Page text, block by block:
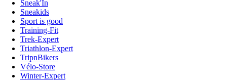
Sneak'In
Sneakids
Sport is good
Training-Fit
Trek-Expert
Triathlon-Expert
TripnBikers
Vélo-Store
Winter-Expert